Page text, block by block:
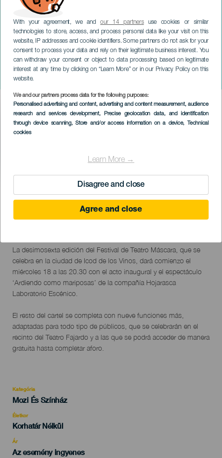
With your agreement, we andour 14 partnersuse cookies or similar
technologies to store, access, and process personal data like your visit on this
website, IP addresses and cookie identifiers. Some partners do not ask for your
consent to process your data and rely on their legitimate business interest. You
can withdraw your consent or object to data processing based on legitimate
interest at any time by clicking on “Learn More” or in our Privacy Policy on this
website.
We and our partners process data for the following purposes:
Personalised advertising and content, advertising and content measurement, audience
research and services development, Precise geolocation data, and identification
through device scanning, Store and/or access information on a device, Technical
cookies
Learn More →
Disagree and close
Agree and close
XVI Festival Máscara
TENERIFE
Imagen
Listado
KORÁBBI ESEMÉNY
Descripción
del
evento
La desimosexta edición del Festival de Teatro Máscara, que se
celebra en la ciudad de Icod de los Vinos, dará comienzo el
miércoles 18 a las 20.30 con el acto inaugural y el espectáculo
‘Ardiendo como mariposas’ de la compañía Hojarasca
Laboratorio Escénico.
El resto del cartel se completa con nueve funciones más,
adaptadas para todo tipo de públicos, que se celebrarán en el
recinto del Teatro Fajardo y a las que se podrá acceder de manera
gratuita hasta completar aforo.
Kategória
Categoría
evento
Mozi És Színház
Életkor
Edad
Korhatár Nélkül
Ár
Az esemény ingyenes